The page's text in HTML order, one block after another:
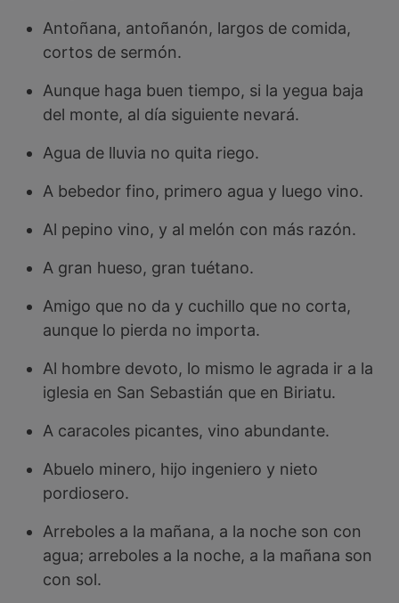
Antoñana, antoñanón, largos de comida,
cortos de sermón.
Aunque haga buen tiempo, si la yegua baja
del monte, al día siguiente nevará.
Agua de lluvia no quita riego.
A bebedor fino, primero agua y luego vino.
Al pepino vino, y al melón con más razón.
A gran hueso, gran tuétano.
Amigo que no da y cuchillo que no corta,
aunque lo pierda no importa.
Al hombre devoto, lo mismo le agrada ir a la
iglesia en San Sebastián que en Biriatu.
A caracoles picantes, vino abundante.
Abuelo minero, hijo ingeniero y nieto
pordiosero.
Arreboles a la mañana, a la noche son con
agua; arreboles a la noche, a la mañana son
con sol.